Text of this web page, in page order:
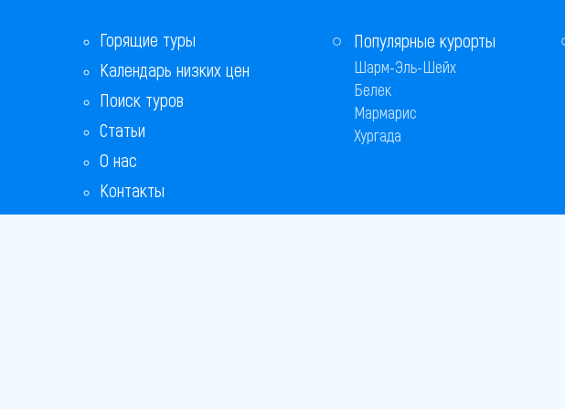
Горящие туры
Календарь низких цен
Поиск туров
Статьи
О нас
Контакты
Популярные курорты
Шарм-Эль-Шейх
Белек
Мармарис
Хургада